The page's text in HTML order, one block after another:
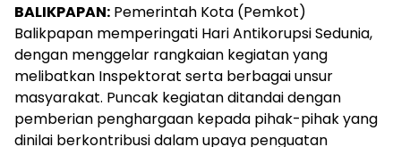
BALIKPAPAN: Pemerintah Kota (Pemkot)
Balikpapan memperingati Hari Antikorupsi Sedunia,
dengan menggelar rangkaian kegiatan yang
melibatkan Inspektorat serta berbagai unsur
masyarakat. Puncak kegiatan ditandai dengan
pemberian penghargaan kepada pihak-pihak yang
dinilai berkontribusi dalam upaya penguatan